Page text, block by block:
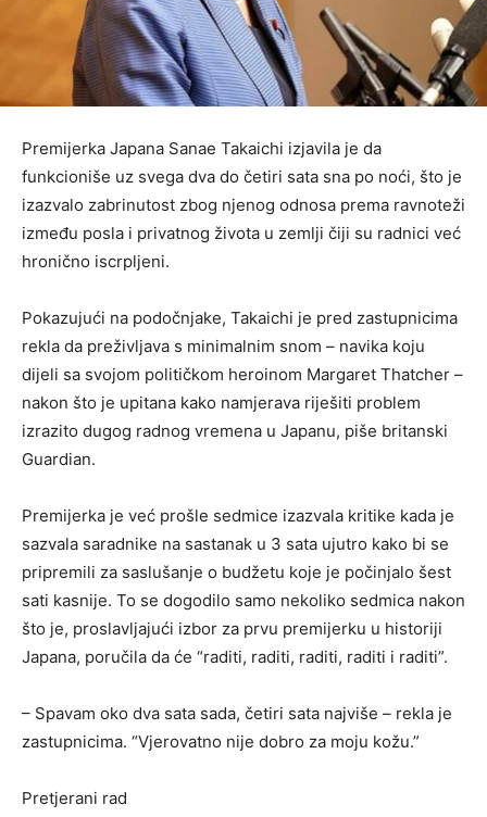
Premijerka Japana Sanae Takaichi izjavila je da
funkcioniše uz svega dva do četiri sata sna po noći, što je
izazvalo zabrinutost zbog njenog odnosa prema ravnoteži
između posla i privatnog života u zemlji čiji su radnici već
hronično iscrpljeni.
Pokazujući na podočnjake, Takaichi je pred zastupnicima
rekla da preživljava s minimalnim snom – navika koju
dijeli sa svojom političkom heroinom Margaret Thatcher –
nakon što je upitana kako namjerava riješiti problem
izrazito dugog radnog vremena u Japanu, piše britanski
Guardian.
Premijerka je već prošle sedmice izazvala kritike kada je
sazvala saradnike na sastanak u 3 sata ujutro kako bi se
pripremili za saslušanje o budžetu koje je počinjalo šest
sati kasnije. To se dogodilo samo nekoliko sedmica nakon
što je, proslavljajući izbor za prvu premijerku u historiji
Japana, poručila da će “raditi, raditi, raditi, raditi i raditi”.
– Spavam oko dva sata sada, četiri sata najviše – rekla je
zastupnicima. “Vjerovatno nije dobro za moju kožu.”
Pretjerani rad